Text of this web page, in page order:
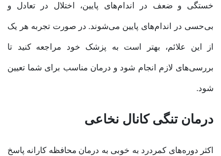
خستگی و ضعف در اندام‌های پایین، اختلال در تعادل و
بی‌حسی در اندام‌های پایین می‌شوند. در صورت تجربه هر یک
از این علائم، بهتر است به پزشک خود مراجعه کنید تا
بررسی‌های لازم انجام شود و درمان مناسب برای شما تعیین
شود.
درمان تنگی کانال نخاعی
اکثر دوره‌های کمردرد به خوبی به درمان محافظه کارانه پاسخ